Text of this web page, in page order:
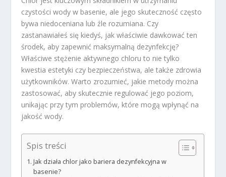
czystości wody w basenie, ale jego skuteczność często
bywa niedoceniana lub źle rozumiana. Czy
zastanawiałeś się kiedyś, jak właściwie dawkować ten
środek, aby zapewnić maksymalną dezynfekcję?
Właściwe stężenie aktywnego chloru to nie tylko
kwestia estetyki czy bezpieczeństwa, ale także zdrowia
użytkowników. Warto zrozumieć, jakie metody można
zastosować, aby skutecznie regulować jego poziom,
unikając przy tym problemów, które mogą wpłynąć na
jakość wody.
Spis treści
Jak działa chlor jako bariera dezynfekcyjna w
basenie?